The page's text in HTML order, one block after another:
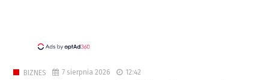
BIZNES 7 sierpnia 2026 12:42